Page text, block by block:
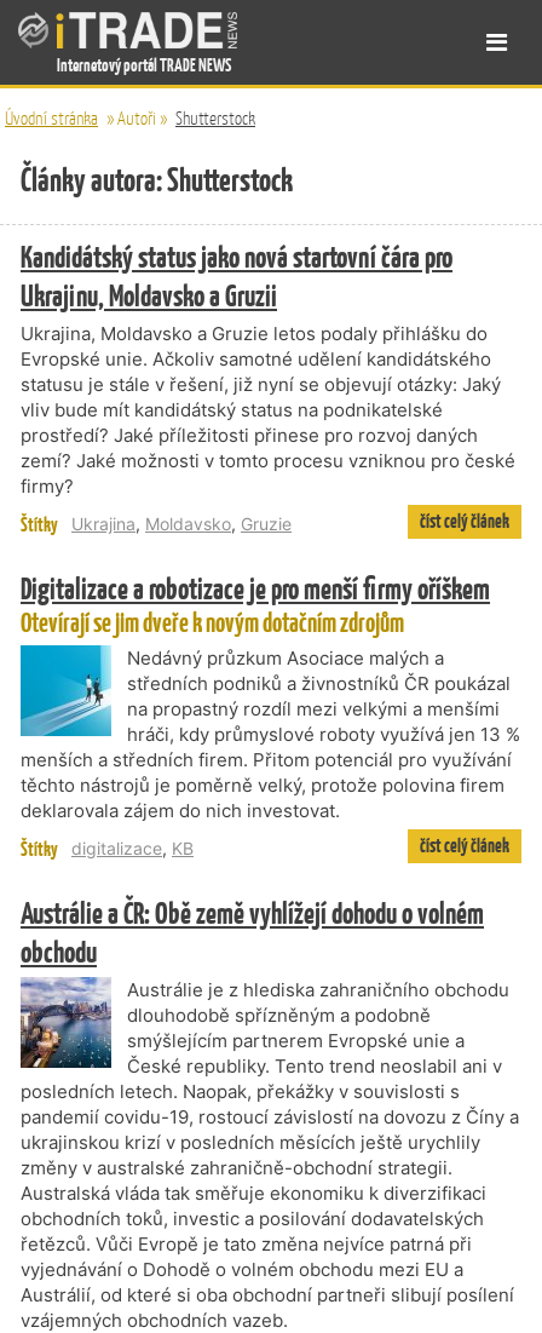
Internetový portál TRADE NEWS
Úvodní stránka »Autoři » Shutterstock
Články autora: Shutterstock
Kandidátský status jako nová startovní čára pro
Ukrajinu, Moldavsko a Gruzii
Ukrajina, Moldavsko a Gruzie letos podaly přihlášku do
Evropské unie. Ačkoliv samotné udělení kandidátského
statusu je stále v řešení, již nyní se objevují otázky: Jaký
vliv bude mít kandidátský status na podnikatelské
prostředí? Jaké příležitosti přinese pro rozvoj daných
zemí? Jaké možnosti v tomto procesu vzniknou pro české
firmy?
Štítky Ukrajina, Moldavsko, Gruzie číst celý článek
Digitalizace a robotizace je pro menší firmy oříškem
Otevírají se jim dveře k novým dotačním zdrojům
Nedávný průzkum Asociace malých a
středních podniků a živnostníků ČR poukázal
na propastný rozdíl mezi velkými a menšími
hráči, kdy průmyslové roboty využívá jen 13 %
menších a středních firem. Přitom potenciál pro využívání
těchto nástrojů je poměrně velký, protože polovina firem
deklarovala zájem do nich investovat.
Štítky digitalizace, KB číst celý článek
Austrálie a ČR: Obě země vyhlížejí dohodu o volném
obchodu
Austrálie je z hlediska zahraničního obchodu
dlouhodobě spřízněným a podobně
smýšlejícím partnerem Evropské unie a
České republiky. Tento trend neoslabil ani v
posledních letech. Naopak, překážky v souvislosti s
pandemií covidu-19, rostoucí závislostí na dovozu z Číny a
ukrajinskou krizí v posledních měsících ještě urychlily
změny v australské zahraničně-obchodní strategii.
Australská vláda tak směřuje ekonomiku k diverzifikaci
obchodních toků, investic a posilování dodavatelských
řetězců. Vůči Evropě je tato změna nejvíce patrná při
vyjednávání o Dohodě o volném obchodu mezi EU a
Austrálií, od které si oba obchodní partneři slibují posílení
vzájemných obchodních vazeb.